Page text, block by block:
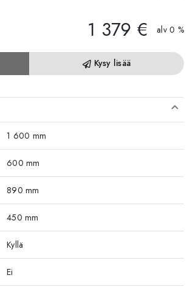
1 379 € alv 0 %
Kysy lisää
1 600 mm
600 mm
890 mm
450 mm
Kyllä
Ei